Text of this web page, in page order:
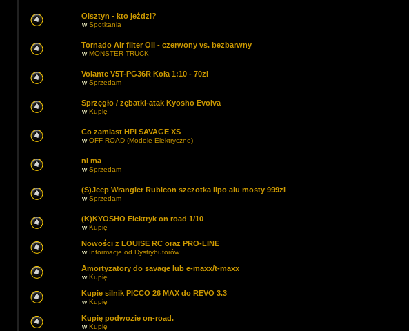
Olsztyn - kto jeździ?
wSpotkania
Tornado Air filter Oil - czerwony vs. bezbarwny
wMONSTER TRUCK
Volante V5T-PG36R Koła 1:10 - 70zł
wSprzedam
Sprzęgło / zębatki-atak Kyosho Evolva
wKupię
Co zamiast HPI SAVAGE XS
wOFF-ROAD (Modele Elektryczne)
ni ma
wSprzedam
(S)Jeep Wrangler Rubicon szczotka lipo alu mosty 999zl
wSprzedam
(K)KYOSHO Elektryk on road 1/10
wKupię
Nowości z LOUISE RC oraz PRO-LINE
w Informacje od Dystrybutorów
Amortyzatory do savage lub e-maxx/t-maxx
wKupię
Kupie silnik PICCO 26 MAX do REVO 3.3
wKupię
Kupię podwozie on-road.
wKupię